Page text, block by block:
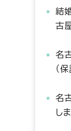
結
古
名
（
名
し